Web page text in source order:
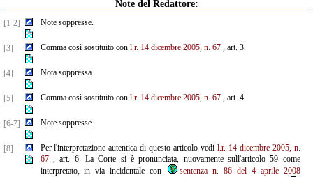
Note del Redattore:
[1-2] Note soppresse.
[3] Comma così sostituito con l.r. 14 dicembre 2005, n. 67, art. 3.
[4] Nota soppressa.
[5] Comma così sostituito con l.r. 14 dicembre 2005, n. 67, art. 4.
[6-7] Note soppresse.
[8] Per l'interpretazione autentica di questo articolo vedil.r. 14 dicembre 2005, n.
67, art. 6. La Corte si è pronunciata, nuovamente sull'articolo 59 come
interpretato, in via incidentale con
sentenza n. 86 del 4 aprile 2008